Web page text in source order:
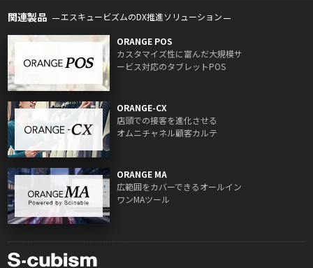
関連製品 エスキュービズムのDX推進ソリューション
ORANGE POS
カスタマイズ性に富んだ大規模サ
ービス対応のタブレットPOS
ORANGE-CX
店頭での接客を進化させる
オムニチャネル顧客カルテ
ORANGE MA
広範囲をカバーできるオールイン
ワンMAツール